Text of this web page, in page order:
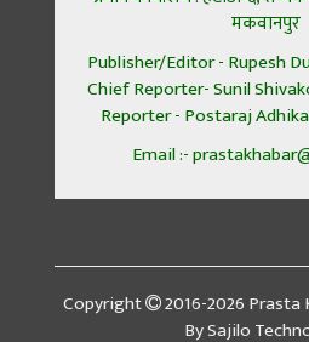
मकवानपुर
Publisher/Editor - Rupesh
Chief Reporter- Sunil
Reporter - Postaraj
Email :-
Copyright 2016-2026 Prasta
BySajilo